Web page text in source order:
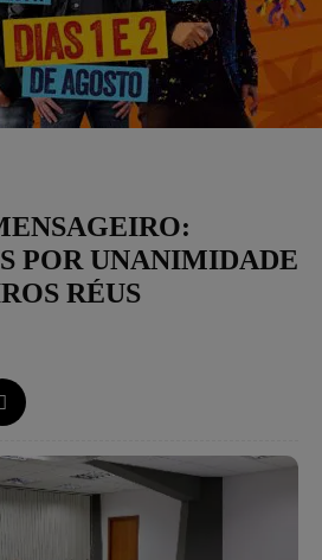
POR UNANIMIDADE
RÉUS